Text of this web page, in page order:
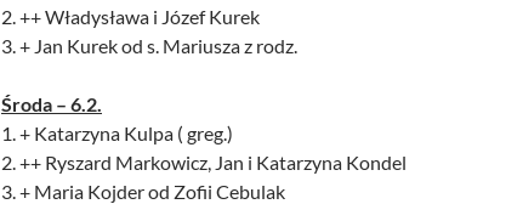
2. ++ Władysława i Józef Kurek
3. + Jan Kurek od s. Mariusza z rodz.
Środa – 6.2.
1. + Katarzyna Kulpa ( greg.)
2. ++ Ryszard Markowicz, Jan i Katarzyna Kondel
3. + Maria Kojder od Zofii Cebulak